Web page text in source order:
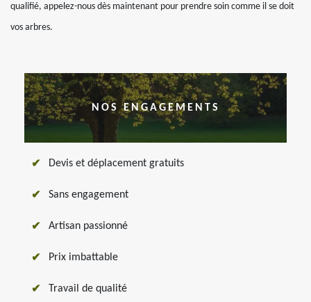
qualifié, appelez-nous dès maintenant pour prendre soin comme il se doit
vos arbres.
NOS ENGAGEMENTS
Devis et déplacement gratuits
Sans engagement
Artisan passionné
Prix imbattable
Travail de qualité